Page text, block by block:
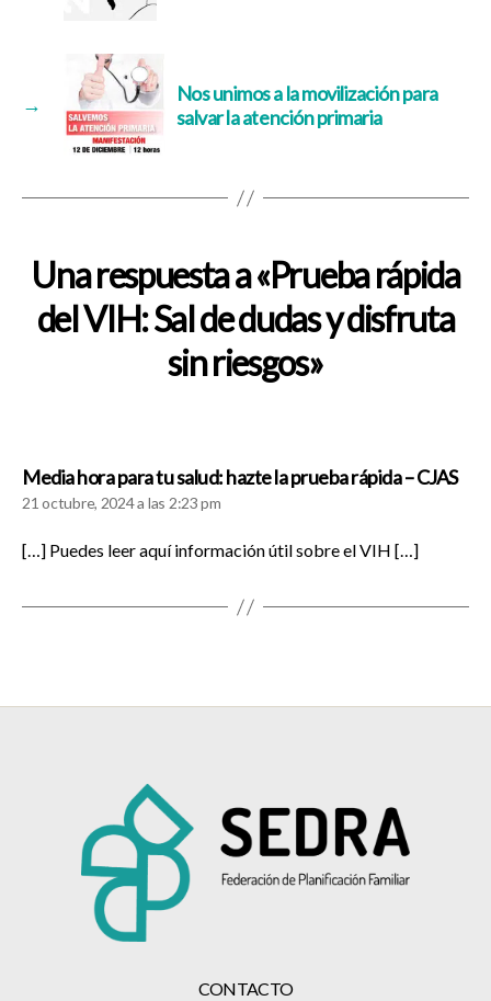
→
Nos unimos a la movilización para
salvar la atención primaria
Una respuesta a «Prueba rápida
del VIH: Sal de dudas y disfruta
sin riesgos»
Media hora para tu salud: hazte la prueba rápida – CJAS
21 octubre, 2024 a las 2:23 pm
[…] Puedes leer aquí información útil sobre el VIH […]
CONTACTO